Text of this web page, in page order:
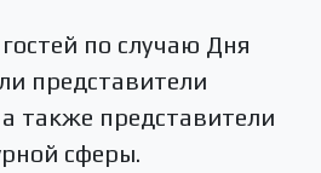
по случаю Дня
представители
также представители
сферы.